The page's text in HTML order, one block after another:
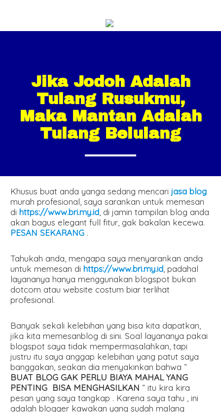
Jika Jodoh Adalah
Tulang Rusukmu,
Maka Mantan Adalah
Tulang Belulang
Khusus buat anda yanga sedang mencarijasa blog
murah profesional, saya sarankan untuk memesan
dihttps://www.bri.my.id , di jamin tampilan blog anda
akan bagus elegant full fitur, gak bakalan kecewa.
PESAN SEKARANG .
Tahukah anda, mengapa saya menyarankan anda
untuk memesan dihttps://www.bri.my.id , padahal
layananya hanya menggunakan blogspot bukan
dotcom atau website costum biar terlihat
profesional.
Banyak sekali kelebihan yang bisa kita dapatkan,
jika kita memesanblog di sini. Soal layananya pakai
blogspot saya tidak mempermasalahkan, tapi
justru itu saya anggap kelebihan yang patut saya
banggakan, seakan dia menyakinkan bahwa ”
BUAT BLOG GAK PERLU BIAYA MAHAL YANG
PENTING BISA MENGHASILKAN ” itu kira kira
pesan yang saya tangkap . Karena saya tahu , ini
adalah blogger kawakan yang sudah malang